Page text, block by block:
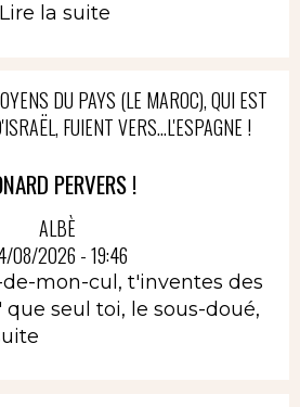
Lire la suite
DU PAYS (LE MAROC), QUI EST
FUIENT VERS...L'ESPAGNE !
PERVERS !
ALBÈ
08/2026 - 19:46
de-mon-cul, t'inventes des
seul toi, le sous-doué,